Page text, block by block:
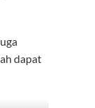
dapat